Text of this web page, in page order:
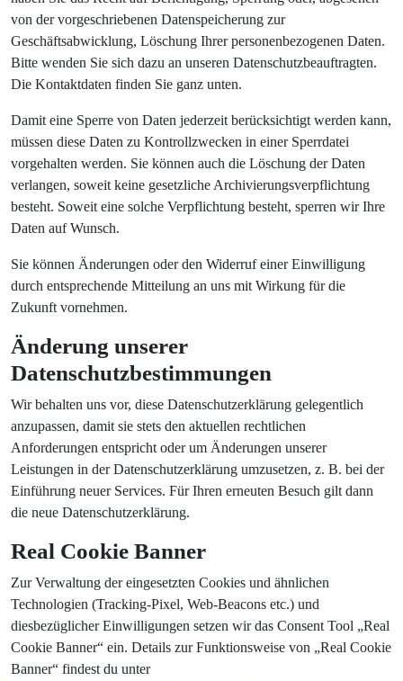
von der vorgeschriebenen Datenspeicherung zur
Geschäftsabwicklung, Löschung Ihrer personenbezogenen Daten.
Bitte wenden Sie sich dazu an unseren Datenschutzbeauftragten.
Die Kontaktdaten finden Sie ganz unten.
Damit eine Sperre von Daten jederzeit berücksichtigt werden kann,
müssen diese Daten zu Kontrollzwecken in einer Sperrdatei
vorgehalten werden. Sie können auch die Löschung der Daten
verlangen, soweit keine gesetzliche Archivierungsverpflichtung
besteht. Soweit eine solche Verpflichtung besteht, sperren wir Ihre
Daten auf Wunsch.
Sie können Änderungen oder den Widerruf einer Einwilligung
durch entsprechende Mitteilung an uns mit Wirkung für die
Zukunft vornehmen.
Änderung unserer
Datenschutzbestimmungen
Wir behalten uns vor, diese Datenschutzerklärung gelegentlich
anzupassen, damit sie stets den aktuellen rechtlichen
Anforderungen entspricht oder um Änderungen unserer
Leistungen in der Datenschutzerklärung umzusetzen, z. B. bei der
Einführung neuer Services. Für Ihren erneuten Besuch gilt dann
die neue Datenschutzerklärung.
Real Cookie Banner
Zur Verwaltung der eingesetzten Cookies und ähnlichen
Technologien (Tracking-Pixel, Web-Beacons etc.) und
diesbezüglicher Einwilligungen setzen wir das Consent Tool „Real
Cookie Banner“ ein. Details zur Funktionsweise von „Real Cookie
Banner“ findest du unter